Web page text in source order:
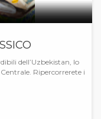
dell’Uzbekistan, lo
Ripercorrerete i